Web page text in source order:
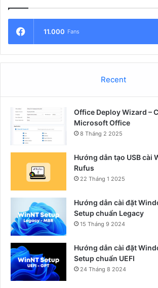
11.000 Fans
Recent
Office Deploy Wizard –
Microsoft Office
8 Tháng 2 2025
Hướng dẫn tạo USB cài
Rufus
22 Tháng 1 2025
Hướng dẫn cài đặt
Setup chuẩn Legacy
15 Tháng 9 2024
Hướng dẫn cài đặt
Setup chuẩn UEFI
24 Tháng 8 2024